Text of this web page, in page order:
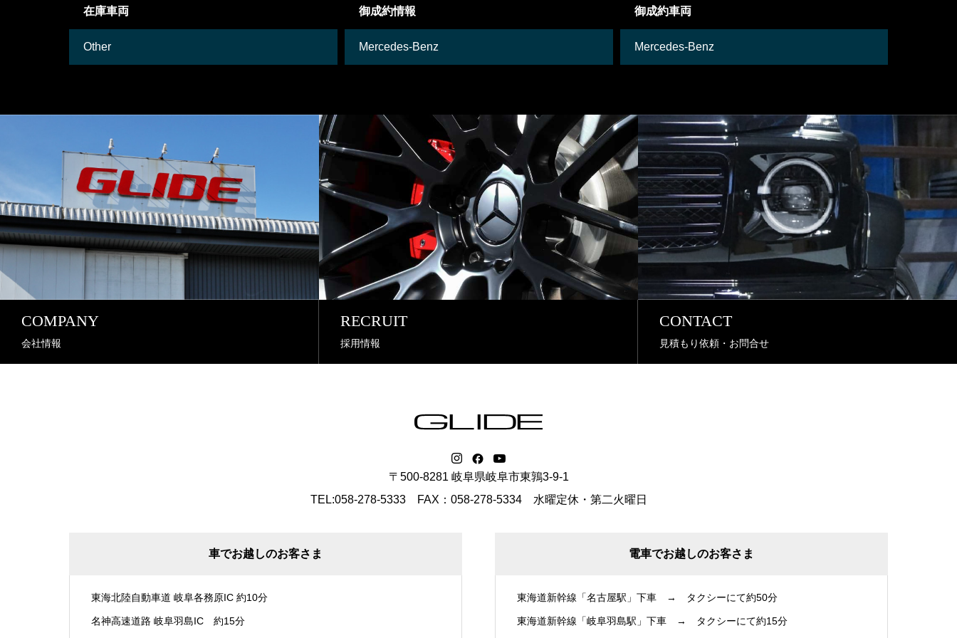
御成約情報
Mercedes-Benz
御成約車両
Mercedes-Benz
在庫車両
Lamborghini
COMPANY
会社情報
RECRUIT
採用情報
CONTACT
見積もり依頼・お問合せ
〒500-8281 岐阜県岐阜市東鶉3-9-1
TEL:058-278-5333 FAX：058-278-5334 水曜定休・第二火曜日
車でお越しのお客さま
東海北陸自動車道 岐阜各務原IC 約10分
名神高速道路 岐阜羽島IC 約15分
電車でお越しのお客さま
東海道新幹線「名古屋駅」下車 → タクシーにて約50分
東海道新幹線「岐阜羽島駅」下車 → タクシーにて約15分